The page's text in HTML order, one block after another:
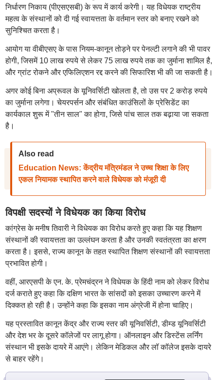
निर्धारण निकाय (पीएसएसबी) के रूप में कार्य करेगी। यह विधेयक राष्ट्रीय
महत्व के संस्थानों को दी गई स्वायत्तता के वर्तमान स्तर को बनाए रखने को
सुनिश्चित करता है।
आयोग या वीबीएसए के पास नियम-कानून तोड़ने पर पेनल्टी लगाने की भी पावर
होगी, जिसमें 10 लाख रुपये से लेकर 75 लाख रुपये तक का जुर्माना शामिल है,
और ग्रांट रोकने और एफिलिएशन रद्द करने की सिफारिश भी की जा सकती है।
अगर कोई बिना अप्रूवल के यूनिवर्सिटी खोलता है, तो उस पर 2 करोड़ रुपये
का जुर्माना लगेगा। चेयरपर्सन और संबंधित काउंसिलों के प्रेसिडेंट का
कार्यकाल शुरू में "तीन साल" का होगा, जिसे पांच साल तक बढ़ाया जा सकता
है।
Also read
Education News: केंद्रीय मंत्रिमंडल ने उच्च शिक्षा के लिए
एकल नियामक स्थापित करने वाले विधेयक को मंजूरी दी
विपक्षी सदस्यों ने विधेयक का किया विरोध
कांग्रेस के मनीष तिवारी ने विधेयक का विरोध करते हुए कहा कि यह शिक्षण
संस्थानों की स्वायत्तता का उल्लंघन करता है और उनकी स्वतंत्रता का क्षरण
करता है। इससे, राज्य कानून के तहत स्थापित शिक्षण संस्थानों की स्वायत्तता
प्रभावित होगी।
वहीं, आरएसपी के एन. के. प्रेमचंद्रन ने विधेयक के हिंदी नाम को लेकर विरोध
दर्ज कराते हुए कहा कि दक्षिण भारत के सांसदों को इसका उच्चारण करने में
दिक्कत हो रही है। उन्होंने कहा कि इसका नाम अंग्रेजी में होना चाहिए।
यह प्रस्तावित कानून केंद्र और राज्य स्तर की यूनिवर्सिटी, डीम्ड यूनिवर्सिटी
और देश भर के दूसरे कॉलेजों पर लागू होगा। ऑनलाइन और डिस्टेंस लर्निंग
संस्थान भी इसके दायरे में आएंगे। लेकिन मेडिकल और लॉ कॉलेज इसके दायरे
से बाहर रहेंगे।